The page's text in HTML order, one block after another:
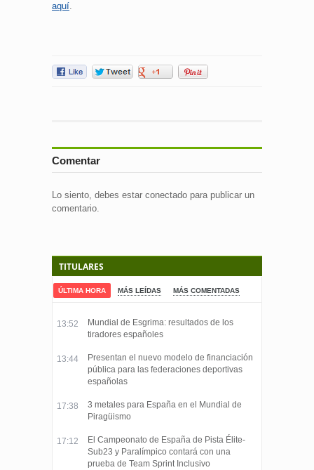
aquí.
Comentar
Lo siento, debes estar conectado para publicar un
comentario.
TITULARES
ÚLTIMA HORA MÁS LEÍDAS MÁS COMENTADAS
13:52
Mundial de Esgrima: resultados de los
tiradores españoles
13:44
Presentan el nuevo modelo de financiación
pública para las federaciones deportivas
españolas
17:38
3 metales para España en el Mundial de
Piragüismo
17:12
El Campeonato de España de Pista Élite-
Sub23 y Paralímpico contará con una
prueba de Team Sprint Inclusivo